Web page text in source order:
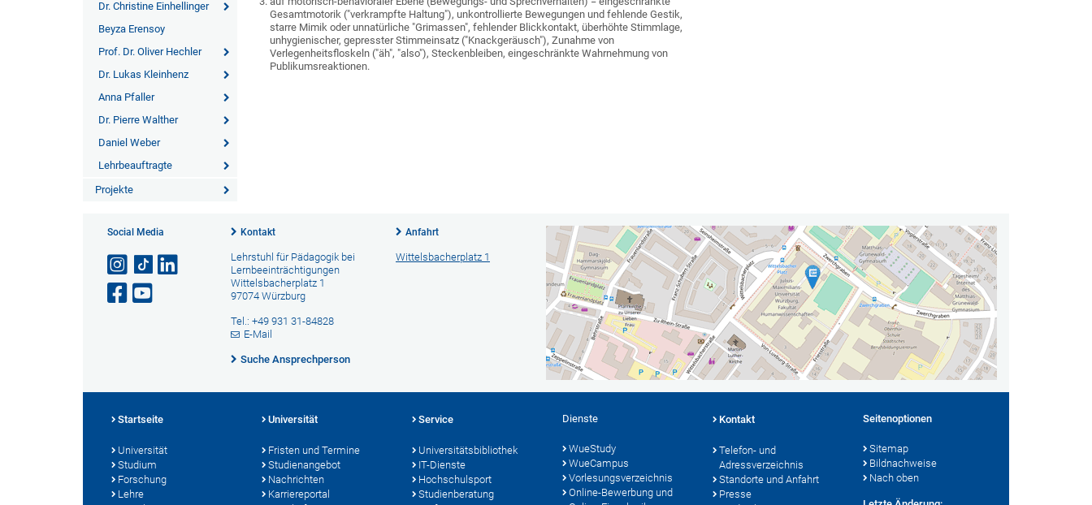
Dr. Christine Einhellinger
Beyza Erensoy
Prof. Dr. Oliver Hechler
Dr. Lukas Kleinhenz
Anna Pfaller
Dr. Pierre Walther
Daniel Weber
Lehrbeauftragte
Projekte
Gesamtmotorik ("verkrampfte Haltung"), unkontrollierte Bewegungen und fehlende Gestik,
starre Mimik oder unnatürliche "Grimassen", fehlender Blickkontakt, überhöhte Stimmlage,
unhygienischer, gepresster Stimmeinsatz ("Knackgeräusch"), Zunahme von
Verlegenheitsfloskeln ("äh", "also"), Steckenbleiben, eingeschränkte Wahrnehmung von
Publikumsreaktionen.
Social Media Kontakt
Lehrstuhl für Pädagogik bei
Lernbeeinträchtigungen
Wittelsbacherplatz 1
97074 Würzburg
Tel.: +49 931 31-84828
E-Mail
Suche Ansprechperson
Anfahrt
Wittelsbacherplatz 1
Startseite
Universität
Studium
Forschung
Lehre
Universität
Fristen und Termine
Studienangebot
Nachrichten
Karriereportal
Service
Universitätsbibliothek
IT-Dienste
Hochschulsport
Studienberatung
Dienste
WueStudy
WueCampus
Vorlesungsverzeichnis
Online-Bewerbung und
Kontakt
Telefon- und
Adressverzeichnis
Standorte und Anfahrt
Presse
Seitenoptionen
Sitemap
Bildnachweise
Nach oben